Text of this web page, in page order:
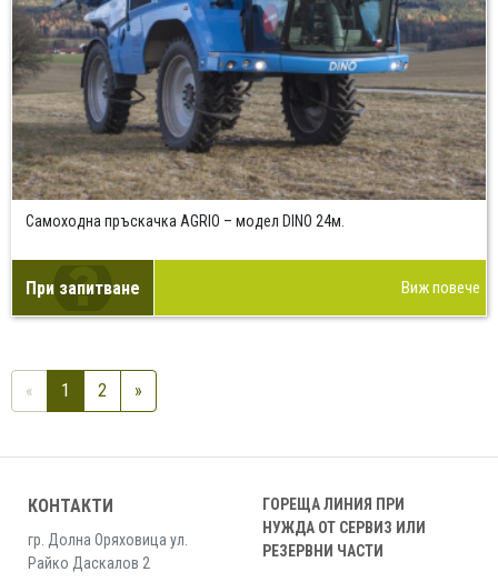
Самоходна пръскачка AGRIO – модел DINO 24м.
При запитване Виж повече
« 1 2 »
КОНТАКТИ
гр. Долна Оряховица ул.
Райко Даскалов 2
ГОРЕЩА ЛИНИЯ ПРИ
НУЖДА ОТ СЕРВИЗ ИЛИ
РЕЗЕРВНИ ЧАСТИ